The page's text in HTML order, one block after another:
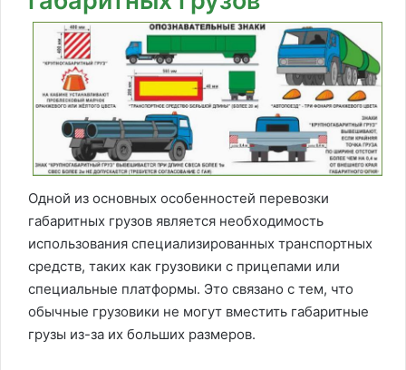
Одной из основных особенностей перевозки
габаритных грузов является необходимость
использования специализированных транспортных
средств, таких как грузовики с прицепами или
специальные платформы. Это связано с тем, что
обычные грузовики не могут вместить габаритные
грузы из-за их больших размеров.